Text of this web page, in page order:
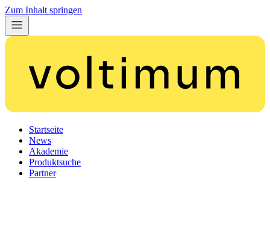
Zum Inhalt springen
Startseite
News
Akademie
Produktsuche
Partner